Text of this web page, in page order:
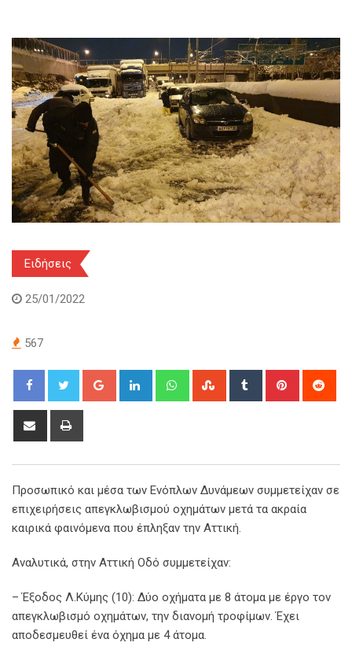
Ειδήσεις
25/01/2022
567
Google+ LinkedIn WhatsappStumbleUpon
Tumblr Pinterest
Share
Προσωπικό και μέσα των Ενόπλων Δυνάμεων συμμετείχαν σε
επιχειρήσεις απεγκλωβισμού οχημάτων μετά τα ακραία
καιρικά φαινόμενα που έπληξαν την Αττική.
Αναλυτικά, στην Αττική Οδό συμμετείχαν:
– Έξοδος Λ.Κύμης (10): Δύο οχήματα με 8 άτομα με έργο τον
απεγκλωβισμό οχημάτων, την διανομή τροφίμων. Έχει
αποδεσμευθεί ένα όχημα με 4 άτομα.